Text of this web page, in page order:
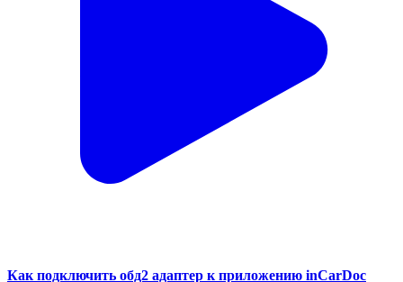
Как подключить обд2 адаптер к приложению inCarDoc